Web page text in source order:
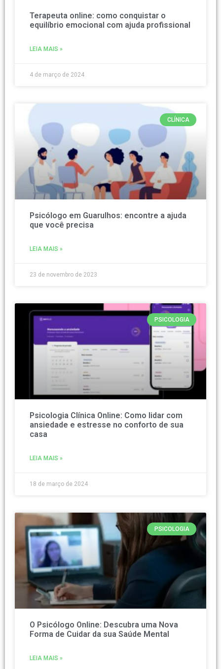
Terapeuta online: como conquistar o
equilíbrio emocional com ajuda profissional
LEIA MAIS »
4 de março de 2024
CLÍNICA
Psicólogo em Guarulhos: encontre a ajuda
que você precisa
LEIA MAIS »
23 de novembro de 2023
PSICOLOGIA
Psicologia Clínica Online: Como lidar com
ansiedade e estresse no conforto de sua
casa
LEIA MAIS »
18 de março de 2024
PSICOLOGIA
O Psicólogo Online: Descubra uma Nova
Forma de Cuidar da sua Saúde Mental
LEIA MAIS »